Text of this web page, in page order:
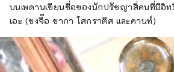
บนเพดานเขียนชื่อของนักปรัชญาสี่คนที่มีอิท
เอะ (ขงจื๊อ ชากา โสกราตีส และคานท์)